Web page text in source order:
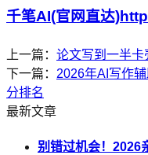
千笔AI(官网直达
上一篇： 论文写到一半
下一篇： 2026年AI写作
分排名
最新文章
别错过机会！2026